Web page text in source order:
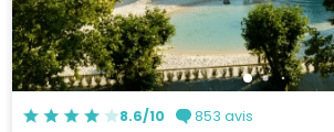
8.6/10 853 avis